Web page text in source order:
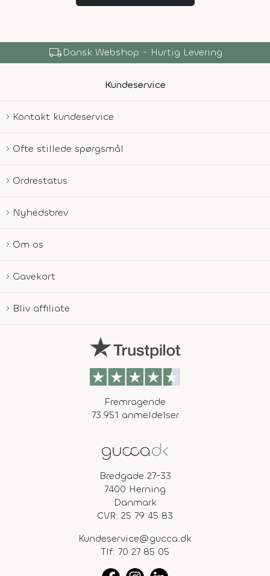
local_shippingDansk Webshop - Hurtig Levering
Kundeservice
Kontakt kundeservice
Ofte stillede spørgsmål
Ordrestatus
Nyhedsbrev
Om os
Gavekort
Bliv affiliate
Fremragende
73.951 anmeldelser
Bredgade 27-33
7400 Herning
Danmark
CVR: 25 79 45 83
Kundeservice@gucca.dk
Tlf: 70 27 85 05